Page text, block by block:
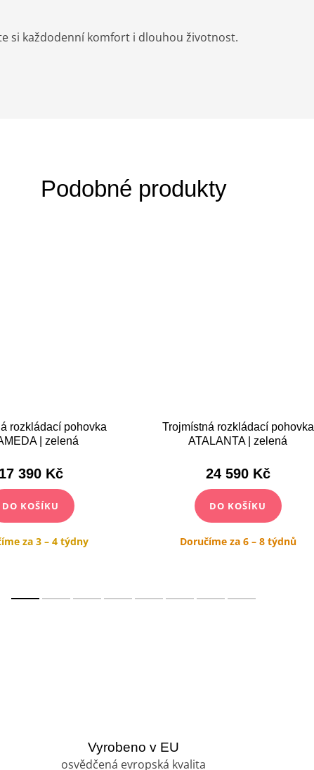
si každodenní komfort i dlouhou životnost.
rozkládací pohovka
| zelená
17 390 Kč
DO KOŠÍKU
za 3 – 4 týdny
Trojmístná rozkládací pohovka
ATALANTA | zelená
24 590 Kč
DO KOŠÍKU
Doručíme za 6 – 8 týdnů
Vyrobeno v EU
osvědčená evropská kvalita